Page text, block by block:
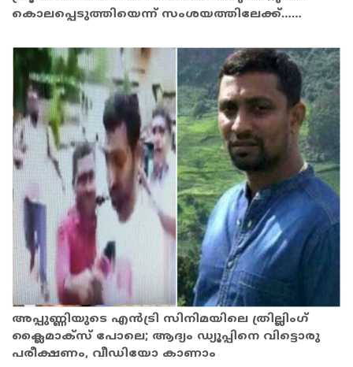
കൊലപ്പെടുത്തിയെന്ന് സംശയത്തിലേക്ക്……
അപ്പുണ്ണിയുടെ എൻട്രി സിനിമയിലെ ത്രില്ലിംഗ്
ക്ലൈമാക്സ് പോലെ; ആദ്യം ഡ്യൂപ്പിനെ വിട്ടൊരു
പരീക്ഷണം, വീഡിയോ കാണാം